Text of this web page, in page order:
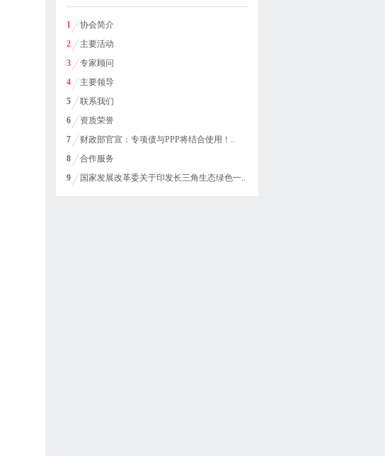
1
协会简介
2
主要活动
3
专家顾问
4
主要领导
5
联系我们
6
资质荣誉
7
财政部官宣：专项债与PPP将结合使用！..
8
合作服务
9
国家发展改革委关于印发长三角生态绿色一..